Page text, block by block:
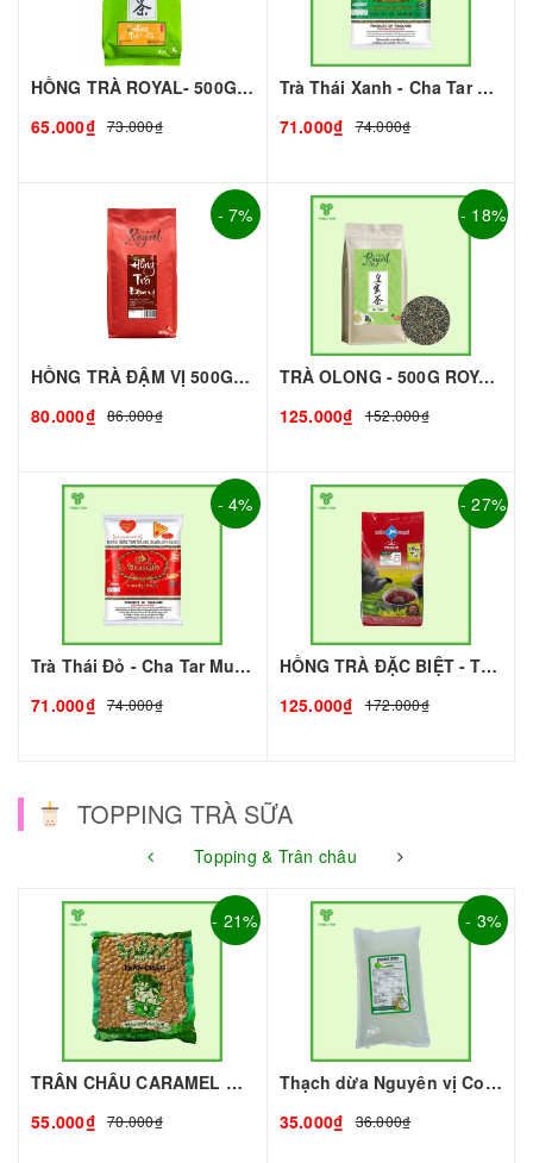
HỒNG TRÀ ROYAL- 500G | NGUYÊN LIỆU PHA CHẾ - TOBEE FOOD
65.000₫ 73.000₫
Trà Thái Xanh - Cha Tar Mua Thái Lan Cao Cấp I Nguyên Liệu Pha Chế - TOBEE FOOD
71.000₫
74.000₫
- 7%
HỒNG TRÀ ĐẬM VỊ 500G - ROYAL I NGUYÊN LIỆU PHA CHẾ - TOBEE FOOD
80.000₫ 86.000₫
- 18%
TRÀ OLONG - 500G ROYAL I NGUYÊN LIỆU PHA CHẾ - TOBEE FOOD
125.000₫
152.000₫
- 4%
Trà Thái Đỏ - Cha Tar Mua Thái Lan Cao Cấp I Nguyên Liệu Pha Chế - Tobee Food
71.000₫ 74.000₫
- 27%
HỒNG TRÀ ĐẶC BIỆT - TRÀ XUÂN THỊNH I NGUYÊN LIỆU PHA CHẾ - TOBEE FOOD
125.000₫
172.000₫
TOPPING TRÀ SỮA
Topping & Trân châu
- 21%
TRÂN CHÂU CARAMEL ROYAL - 2kg - ROYAL | Topping làm Trà Sữa - TOBEE FOOD
55.000₫ 70.000₫
- 3%
Thạch dừa Nguyên vị Coconut 1kg I Nguyên Liệu Pha Chế - Tobee Food
35.000₫
36.000₫